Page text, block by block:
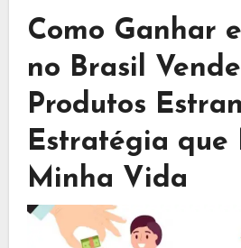
Como Ganhar
no Brasil
Produtos
Estratégia que
Minha Vida